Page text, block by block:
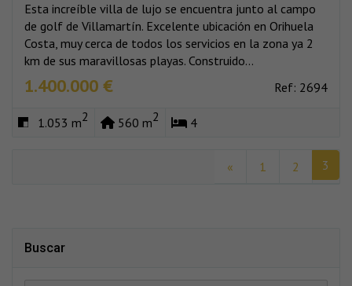
Esta increíble villa de lujo se encuentra junto al campo
de golf de Villamartín. Excelente ubicación en Orihuela
Costa, muy cerca de todos los servicios en la zona ya 2
km de sus maravillosas playas. Construido...
1.400.000 € Ref: 2694
1.053 m2 560 m2 4
« 1 2 3
Buscar